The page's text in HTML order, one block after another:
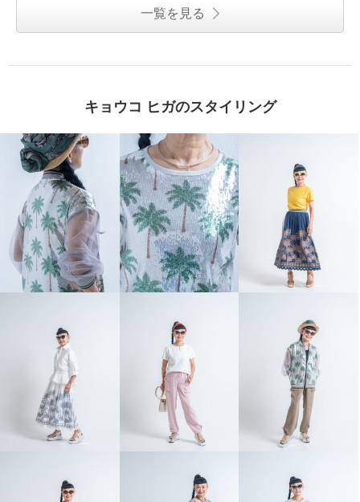
キョウコ ヒガ エコファー ロン
グジレ
ゴールド Ｍ
一覧を見る
キョウコ ヒガのスタイリング